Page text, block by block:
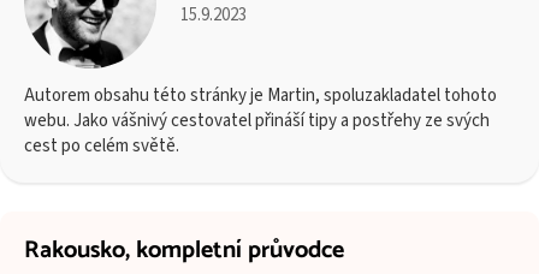
15.9.2023
Autorem obsahu této stránky je Martin, spoluzakladatel tohoto
webu. Jako vášnivý cestovatel přináší tipy a postřehy ze svých
cest po celém světě.
Rakousko,kompletní průvodce